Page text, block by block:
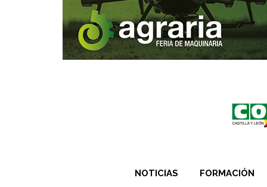
NOTICIAS FORMACIÓN